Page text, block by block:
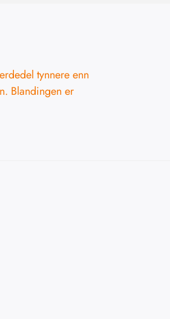
tynnere enn
Blandingen er